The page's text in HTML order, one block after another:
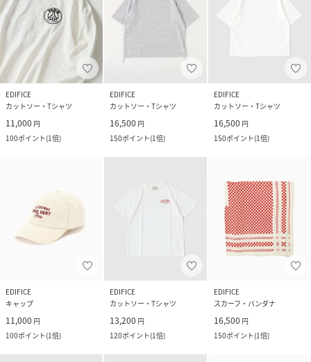
EDIFICE
カットソー・Tシャツ
11,000 円
100ポイント(1倍)
EDIFICE
カットソー・Tシャツ
16,500 円
150ポイント(1倍)
EDIFICE
カットソー・Tシャツ
16,500 円
150ポイント(1倍)
EDIFICE
キャップ
11,000 円
100ポイント(1倍)
EDIFICE
カットソー・Tシャツ
13,200 円
120ポイント(1倍)
EDIFICE
スカーフ・バンダナ
16,500 円
150ポイント(1倍)